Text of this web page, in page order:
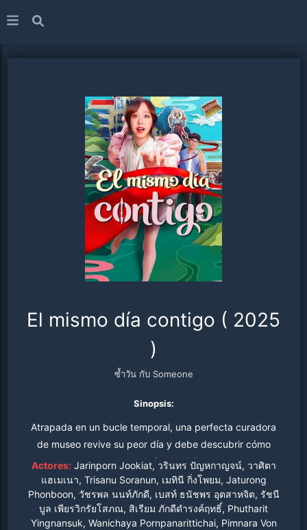
El mismo día contigo ( 2025
)
ซ้ำวัน กับ Someone
Sinopsis:
Atrapada en un bucle temporal, una perfecta curadora
de museo revive su peor día y debe descubrir cómo
escapar del círculo vicioso.
Actores: Jarinporn Jookiat, วรินทร ปัญหกาญจน์, วาศิตา
แฮเมเนา, Trisanu Soranun, เมทินี กิ่งโพยม, Jaturong
Phonboon, วัชรพล นนท์ภักดี, เบสท์ ธนัชพร อุตสาหจิต, รัชนี
บูล เพียรวิกรัยโสภณ, สิเรียม ภักดีดำรงค์ฤทธิ์, Phutharit
Yingnansuk, Wanichaya Pornpanarittichai, Pimnara Von